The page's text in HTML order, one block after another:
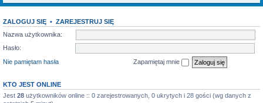
ZALOGUJ SIĘ • ZAREJESTRUJ SIĘ
Nazwa użytkownika:
Hasło:
Nie pamiętam hasła
Zapamiętaj mnie
KTO JEST ONLINE
Jest 28 użytkowników online :: 0 zarejestrowanych, 0 ukrytych i 28 gości (wg danych z